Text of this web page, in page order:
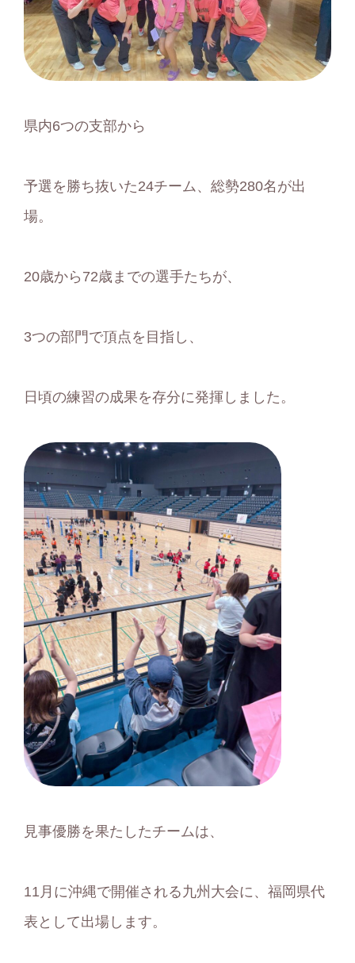
県内6つの支部から
予選を勝ち抜いた24チーム、総勢280名が出
場。
20歳から72歳までの選手たちが、
3つの部門で頂点を目指し、
日頃の練習の成果を存分に発揮しました。
見事優勝を果たしたチームは、
11月に沖縄で開催される九州大会に、福岡県代
表として出場します。